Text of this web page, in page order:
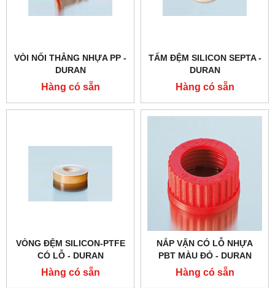
VÒI NỐI THẲNG NHỰA PP -
DURAN
Hàng có sẵn
TẤM ĐỆM SILICON SEPTA -
DURAN
Hàng có sẵn
VÒNG ĐỆM SILICON-PTFE
CÓ LỖ - DURAN
Hàng có sẵn
NẮP VẶN CÓ LỖ NHỰA
PBT MÀU ĐỎ - DURAN
Hàng có sẵn